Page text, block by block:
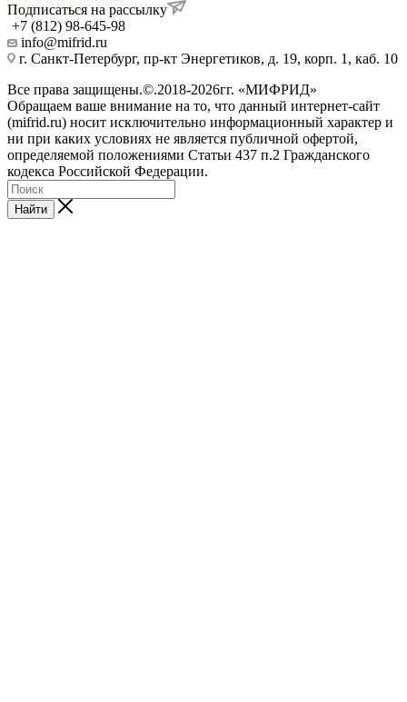
Подписаться на рассылку
+7 (812) 98-645-98
info@mifrid.ru
г. Санкт-Петербург, пр-кт Энергетиков, д. 19, корп. 1, каб. 10
Все права защищены.©.2018-2026гг. «МИФРИД»
Обращаем ваше внимание на то, что данный интернет-сайт
(mifrid.ru) носит исключительно информационный характер и
ни при каких условиях не является публичной офертой,
определяемой положениями Статьи 437 п.2 Гражданского
кодекса Российской Федерации.
Найти